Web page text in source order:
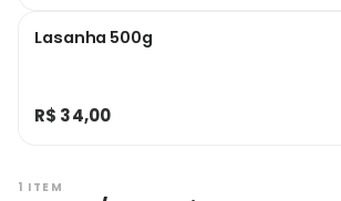
Lasanha 500g
R$ 34,00
1 ITEM